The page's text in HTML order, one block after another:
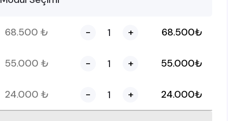
68.500 ₺ - + 68.500₺
55.000 ₺ - + 55.000₺
24.000 ₺ - + 24.000₺